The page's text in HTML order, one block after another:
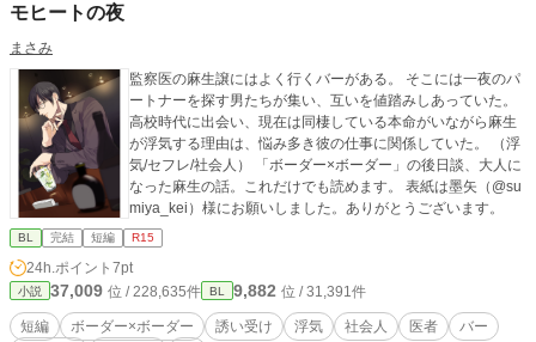
モヒートの夜
まさみ
監察医の麻生譲にはよく行くバーがある。 そこには一夜のパ
ートナーを探す男たちが集い、互いを値踏みしあっていた。
高校時代に出会い、現在は同棲している本命がいながら麻生
が浮気する理由は、悩み多き彼の仕事に関係していた。 （浮
気/セフレ/社会人） 「ボーダー×ボーダー」の後日談、大人に
なった麻生の話。これだけでも読めます。 表紙は墨矢（@su
miya_kei）様にお願いしました。ありがとうございます。
BL 完結 短編 R15
24h.ポイント 7pt
小説 37,009 位 / 228,635件 BL 9,882 位 / 31,391件
短編 ボーダー×ボーダー 誘い受け 浮気 社会人 医者
バー